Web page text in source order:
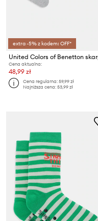
extra -5% z kodem: OFF*
Cena aktualna:
48,99 zł
Cena regularna:59,99 zł
Najniższa cena:53,99 zł